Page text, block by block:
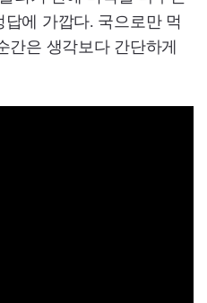
에 가깝다. 국으로만 먹
간은 생각보다 간단하게